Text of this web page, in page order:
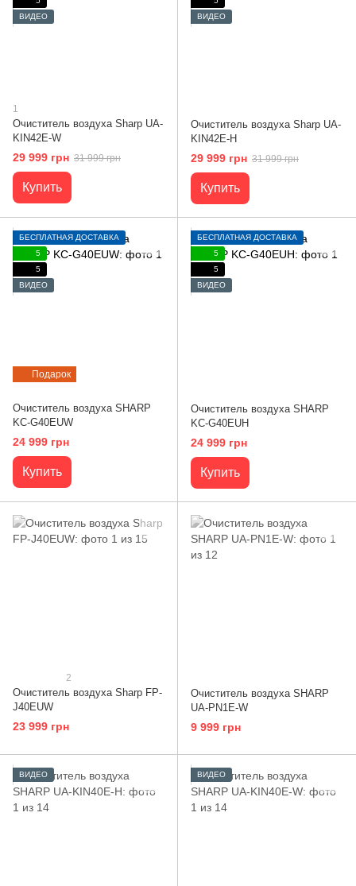
ВИДЕО
1
Очиститель воздуха Sharp UA-
KIN42E-W
29 999 грн 31 999 грн
Купить
ВИДЕО
Очиститель воздуха Sharp UA-
KIN42E-H
29 999 грн 31 999 грн
Купить
Подарок
БЕСПЛАТНАЯ ДОСТАВКА
5
5
ВИДЕО
Очиститель воздуха SHARP
KC-G40EUW
24 999 грн
Купить
БЕСПЛАТНАЯ ДОСТАВКА
5
5
ВИДЕО
Очиститель воздуха SHARP
KC-G40EUH
24 999 грн
Купить
2
Очиститель воздуха Sharp FP-
J40EUW
23 999 грн
Очиститель воздуха SHARP
UA-PN1E-W
9 999 грн
ВИДЕО ВИДЕО